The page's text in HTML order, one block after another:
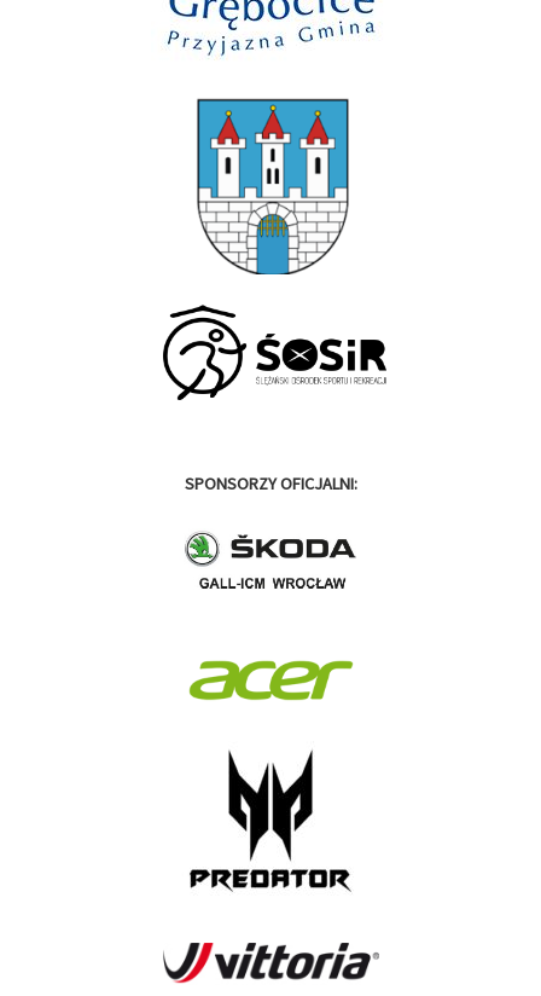
SPONSORZY OFICJALNI: